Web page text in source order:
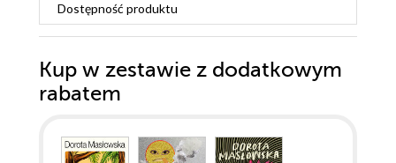
Dostępność produktu
Kup w zestawie z dodatkowym
rabatem